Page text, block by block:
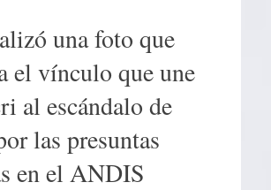
una foto que
el vínculo que une
al escándalo de
las presuntas
en el ANDIS